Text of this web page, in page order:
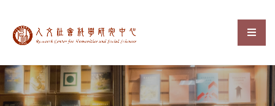
中央研究院人文社會科選
:::